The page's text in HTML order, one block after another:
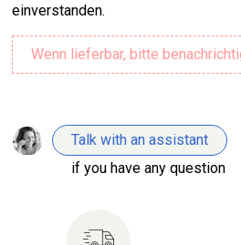
einverstanden.
Talk with an assistant
if you have any question